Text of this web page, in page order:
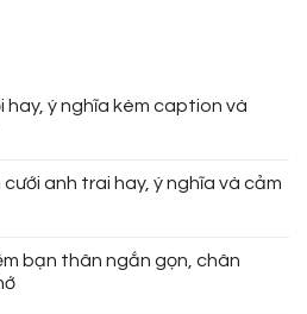
hay, ý nghĩa kèm caption và
anh trai hay, ý nghĩa và cảm
bạn thân ngắn gọn, chân